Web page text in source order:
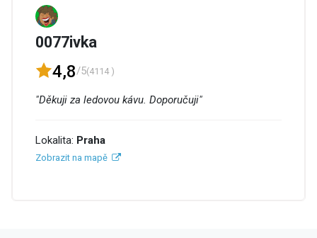
0077ivka
4,8/5(4114 )
"Děkuji za ledovou kávu. Doporučuji"
Lokalita: Praha
Zobrazit na mapě